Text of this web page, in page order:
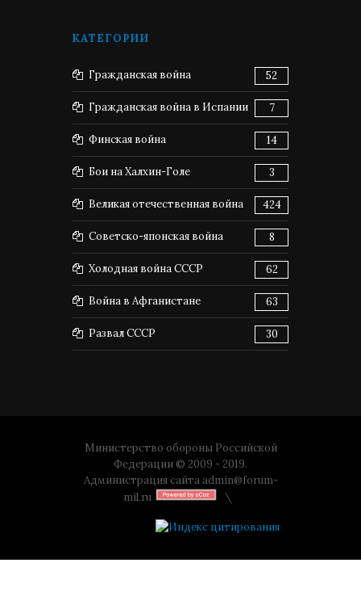
КАТЕГОРИИ
Гражданская война 52
Гражданская война в Испании 7
Финская война 14
Бои на Халхин-Голе 3
Великая отечественная война 424
Советско-японская война 8
Холодная война СССР 62
Война в Афганистане 63
Развал СССР 30
Министерство обороны Российской
Федерации © 2009 - 2019.
Администрация сайта admin@forum-
mil.ru